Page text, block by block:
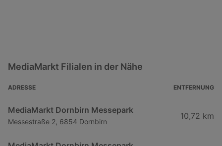
MediaMarkt Filialen in der Nähe
ADRESSE ENTFERNUNG
MediaMarkt Dornbirn Messepark
Messestraße 2, 6854 Dornbirn
10,72 km